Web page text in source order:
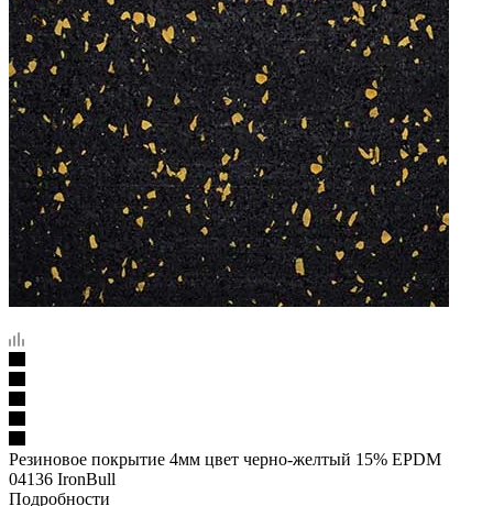
Резиновое покрытие 4мм цвет черно-желтый 15% EPDM
04136 IronBull
Подробности